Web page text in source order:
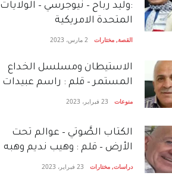
:وليد رباح – نيوجرسي – الولايات
المتحدة الامريكية
القصة, مختارات 2 مارس، 2023
الاستيطان ومسلسل الخداع
المستمر – قلم : راسم عبيدات
منوعات 23 فبراير، 2023
الكتاب الصَّوتي – عوالم تحت
الأرض – قلم : وهيب نديم وهبه
دراسات, مختارات 23 فبراير، 2023